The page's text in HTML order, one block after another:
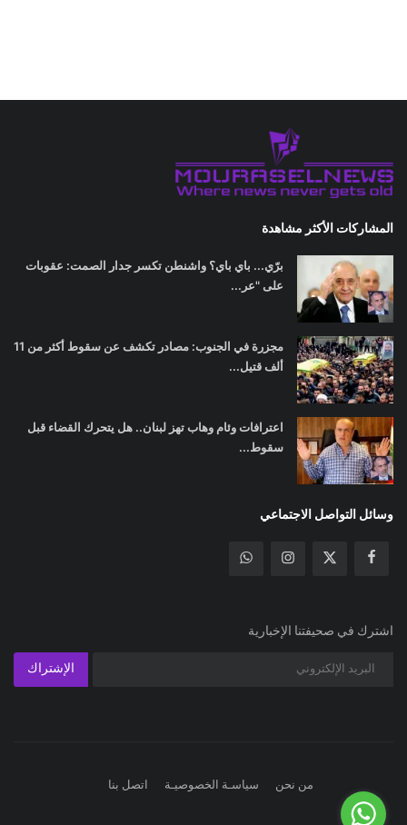
المشاركات الأكثر مشاهدة
برّي... باي باي؟ واشنطن تكسر جدار الصمت: عقوبات
على "عر...
مجزرة في الجنوب: مصادر تكشف عن سقوط أكثر من 11
ألف قتيل...
اعترافات وئام وهاب تهز لبنان.. هل يتحرك القضاء قبل
سقوط...
وسائل التواصل الاجتماعي
اشترك في صحيفتنا الإخبارية
الإشتراك
من نحن سياسـة الخصوصيـة اتصل بنا